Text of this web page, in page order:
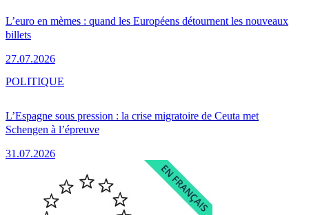
L’euro en mèmes : quand les Européens détournent les nouveaux
billets
27.07.2026
L’Espagne sous pression : la crise migratoire de Ceuta met
Schengen à l’épreuve
31.07.2026
POLITIQUE